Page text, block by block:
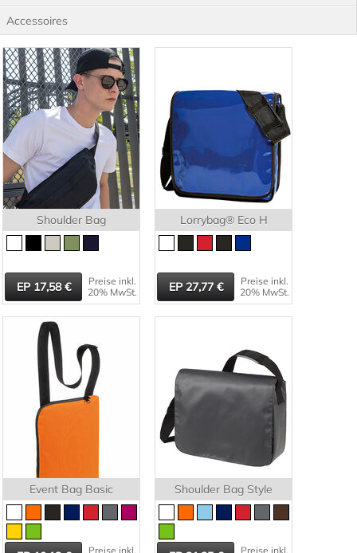
Accessoires
Shoulder Bag
17,58
Preise inkl.
20% MwSt.
Lorrybag® Eco H
27,77
Preise inkl.
20% MwSt.
Event Bag Basic
Preise inkl.
Shoulder Bag Style
Preise inkl.